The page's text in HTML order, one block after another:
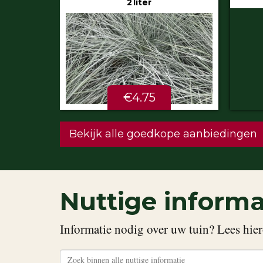
€5.99
Bekijk alle goedkope aanbiedingen
Nuttige
Informatie nodig over uw tuin? Lees